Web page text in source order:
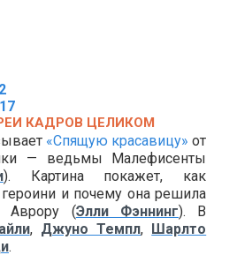
КАДРОВ ЦЕЛИКОМ
«Спящую красавицу» от
— ведьмы Малефисенты
). Картина покажет, как
и почему она решила
Аврору (Элли Фэннинг). В
, Джуно Темпл, Шарлто
.